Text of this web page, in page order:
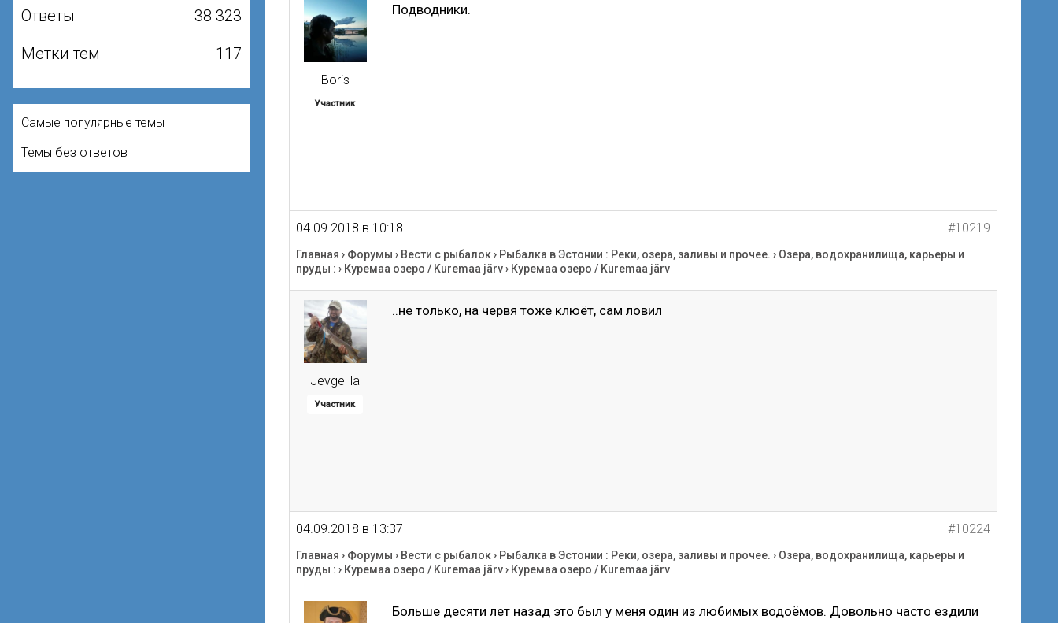
Boris
Участник
Подводники.
04.09.2018 в 10:18 #10219
Главная › Форумы › Вести с рыбалок› Рыбалка в Эстонии : Реки, озера, заливы и прочее. › Озера, водохранилища, карьеры и
пруды : › Куремаа озеро / Kuremaa järv› Куремаа озеро / Kuremaa järv
JevgeHa
Участник
..не только, на червя тоже клюёт, сам ловил
04.09.2018 в 13:37 #10224
Главная › Форумы › Вести с рыбалок› Рыбалка в Эстонии : Реки, озера, заливы и прочее. › Озера, водохранилища, карьеры и
пруды : › Куремаа озеро / Kuremaa järv› Куремаа озеро / Kuremaa järv
Больше десяти лет назад это был у меня один из любимых водоёмов. Довольно часто ездили
Ответы
38 323
Метки тем
117
Самые популярные темы
Темы без ответов